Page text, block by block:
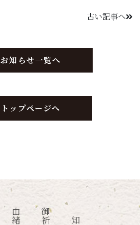
古い記事へ
お知らせ一覧へ
トップページへ